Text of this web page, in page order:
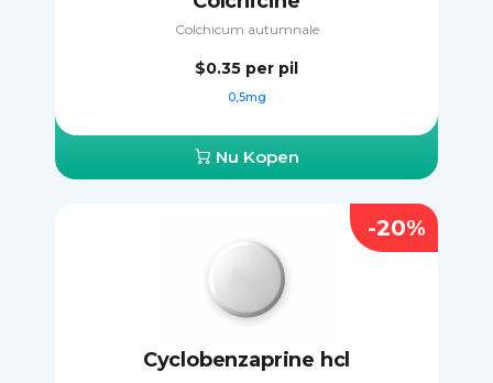
Colchicum autumnale
$0.35 per pil
0,5mg
Nu Kopen
Cyclobenzaprine hcl
-20%